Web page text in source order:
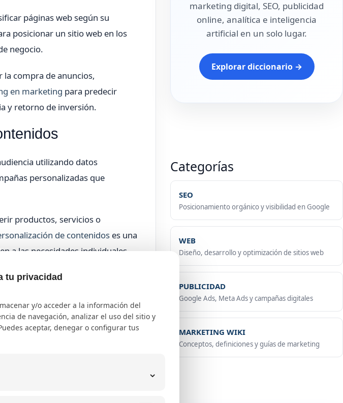
páginas web según su
posicionar un sitio web en los
negocio.
compra de anuncios,
en marketing para predecir
y retorno de inversión.
utilizando datos
personalizadas que
productos, servicios o
de contenidos es una
a las necesidades individuales.
predictiva en
interpretan y aprovechan los
marketing digital, SEO, publicidad
online, analítica e inteligencia
artificial en un solo lugar.
Explorar diccionario →
Categorías
SEO
Posicionamiento orgánico y visibilidad en Google
WEB
Diseño, desarrollo y optimización de sitios web
PUBLICIDAD
Google Ads, Meta Ads y campañas digitales
MARKETING WIKI
Conceptos, definiciones y guías de marketing
tu privacidad
y/o acceder a la información del
de navegación, analizar el uso del sitio y
aceptar, denegar o configurar tus
⌄